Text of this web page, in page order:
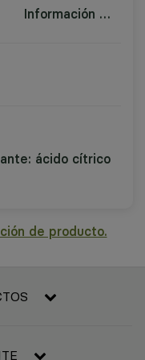
Información nutricional
ácido cítrico
de producto.